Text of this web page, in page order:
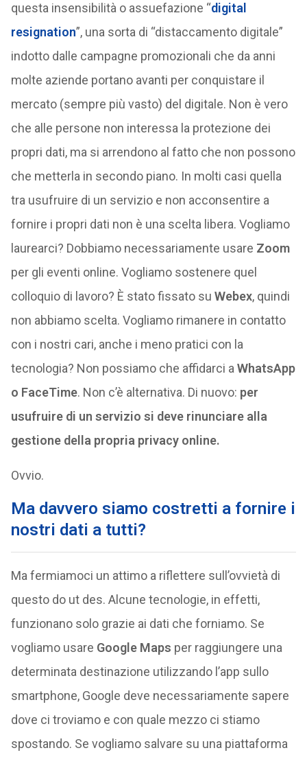
questa insensibilità o assuefazione “digital
resignation”, una sorta di “distaccamento digitale”
indotto dalle campagne promozionali che da anni
molte aziende portano avanti per conquistare il
mercato (sempre più vasto) del digitale. Non è vero
che alle persone non interessa la protezione dei
propri dati, ma si arrendono al fatto che non possono
che metterla in secondo piano. In molti casi quella
tra usufruire di un servizio e non acconsentire a
fornire i propri dati non è una scelta libera. Vogliamo
laurearci? Dobbiamo necessariamente usare Zoom
per gli eventi online. Vogliamo sostenere quel
colloquio di lavoro? È stato fissato su Webex, quindi
non abbiamo scelta. Vogliamo rimanere in contatto
con i nostri cari, anche i meno pratici con la
tecnologia? Non possiamo che affidarci a WhatsApp
o FaceTime. Non c’è alternativa. Di nuovo: per
usufruire di un servizio si deve rinunciare alla
gestione della propria privacy online.
Ovvio.
Ma davvero siamo costretti a fornire i
nostri dati a tutti?
Ma fermiamoci un attimo a riflettere sull’ovvietà di
questo do ut des. Alcune tecnologie, in effetti,
funzionano solo grazie ai dati che forniamo. Se
vogliamo usare Google Maps per raggiungere una
determinata destinazione utilizzando l’app sullo
smartphone, Google deve necessariamente sapere
dove ci troviamo e con quale mezzo ci stiamo
spostando. Se vogliamo salvare su una piattaforma